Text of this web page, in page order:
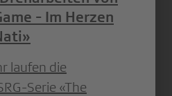
- Im Herzen
laufen die
Serie «The